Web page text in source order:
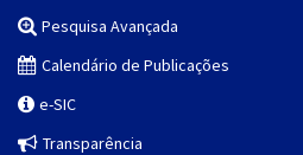
Pesquisa Avançada
Calendário de Publicações
e-SIC
Transparência